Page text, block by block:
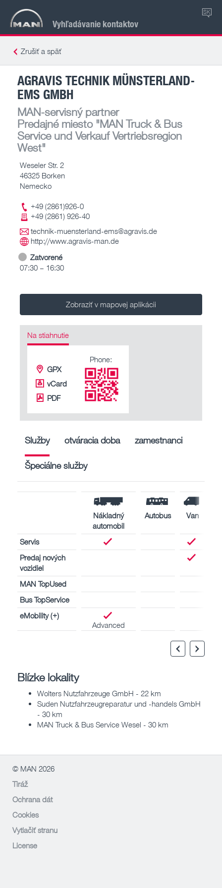
Vyhľadávanie kontaktov
SK
Zrušiť a späť
AGRAVIS TECHNIK MÜNSTERLAND-
EMS GMBH
MAN-servisný partner
Predajné miesto"MAN Truck & Bus
Service und Verkauf Vertriebsregion
West"
Weseler Str. 2
46325 Borken
Nemecko
+49 (2861)926-0
+49 (2861) 926-40
technik-muensterland-ems@agravis.de
http://www.agravis-man.de
Zatvorené
07:30 – 16:30
Zobraziť v mapovej aplikácii
Na stiahnutie
GPX
vCard
PDF
Phone:
Služby otváracia doba zamestnanci
Špeciálne služby
Nákladný
automobil
Autobus Van
Servis
Predaj nových
vozidiel
MAN TopUsed
Bus TopService
eMobility (+)
Advanced
Blízke lokality
Wolters Nutzfahrzeuge GmbH - 22 km
Suden Nutzfahrzeugreparatur und -handels GmbH
- 30 km
MAN Truck & Bus Service Wesel - 30 km
© MAN 2026
Tiráž
Ochrana dát
Cookies
Vytlačiť stranu
License